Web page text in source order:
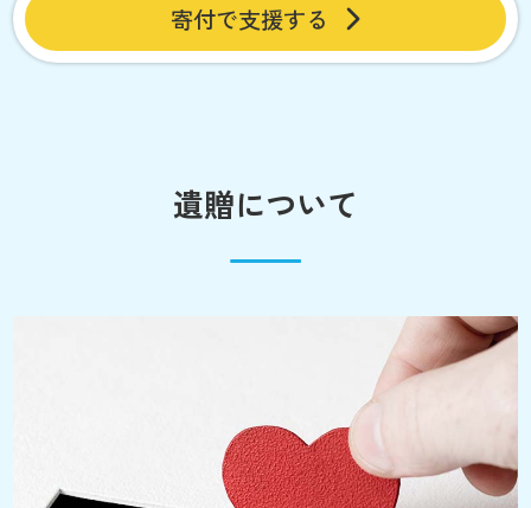
寄付で支援する
遺贈について